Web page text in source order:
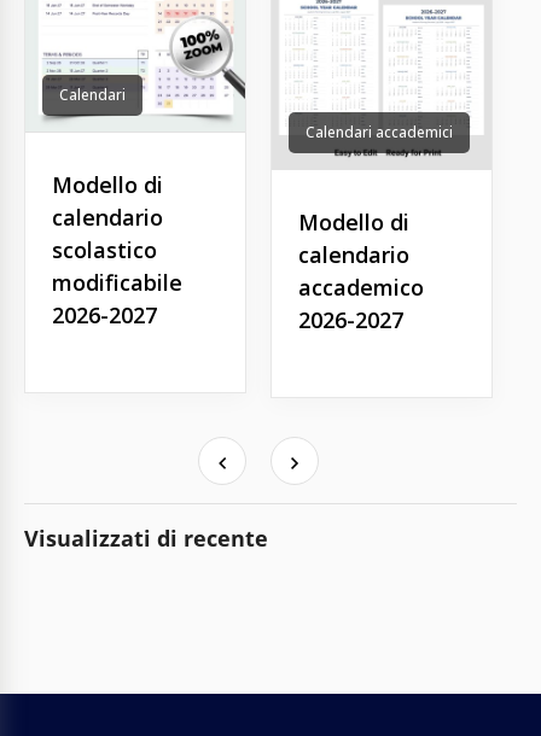
Calendari
Modello di
calendario
scolastico
modificabile
2026-2027
Calendari accademici
Modello di
calendario
accademico
2026-2027
Visualizzati di recente